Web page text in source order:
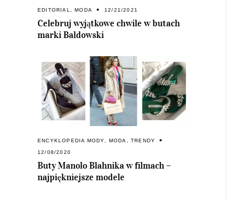
EDITORIAL,MODA 12/21/2021
Celebruj wyjątkowe chwile w butach
marki Baldowski
ENCYKLOPEDIA MODY MODA ,TRENDY
12/08/2020
Buty Manolo Blahnika w filmach –
najpiękniejsze modele